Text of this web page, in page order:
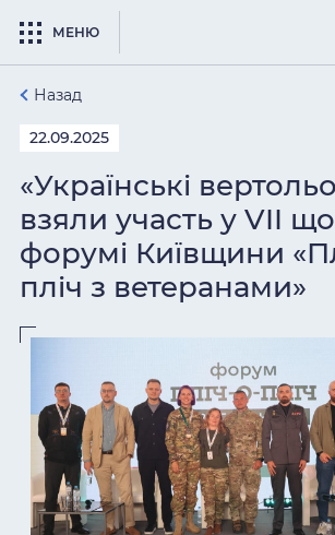
МЕНЮ
Назад
22.09.2025
«Українські
взяли участь у VII
форумі Київщини
пліч з ветеранами»